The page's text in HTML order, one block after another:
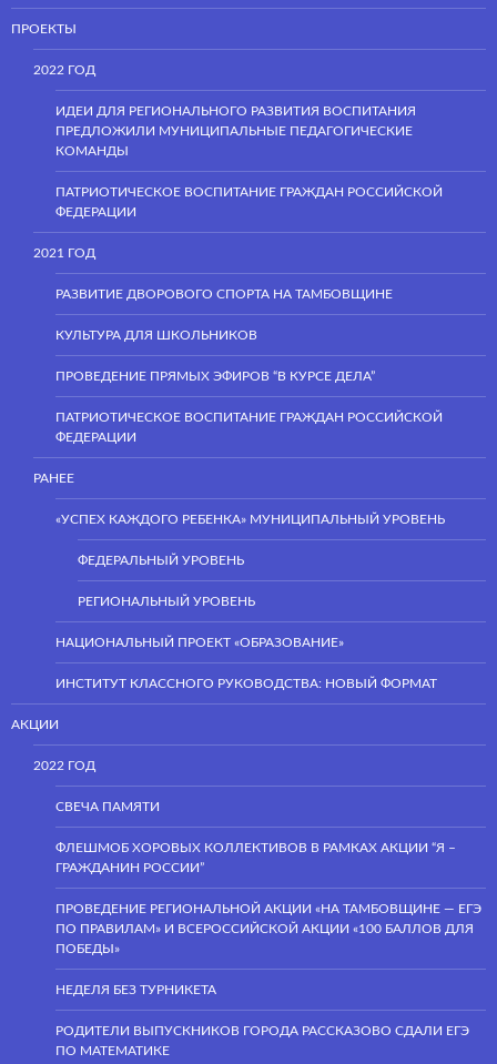
ПРОЕКТЫ
2022 ГОД
ИДЕИ ДЛЯ РЕГИОНАЛЬНОГО РАЗВИТИЯ ВОСПИТАНИЯ
ПРЕДЛОЖИЛИ МУНИЦИПАЛЬНЫЕ ПЕДАГОГИЧЕСКИЕ
КОМАНДЫ
ПАТРИОТИЧЕСКОЕ ВОСПИТАНИЕ ГРАЖДАН РОССИЙСКОЙ
ФЕДЕРАЦИИ
2021 ГОД
РАЗВИТИЕ ДВОРОВОГО СПОРТА НА ТАМБОВЩИНЕ
КУЛЬТУРА ДЛЯ ШКОЛЬНИКОВ
ПРОВЕДЕНИЕ ПРЯМЫХ ЭФИРОВ “В КУРСЕ ДЕЛА”
ПАТРИОТИЧЕСКОЕ ВОСПИТАНИЕ ГРАЖДАН РОССИЙСКОЙ
ФЕДЕРАЦИИ
РАНЕЕ
«УСПЕХ КАЖДОГО РЕБЕНКА» МУНИЦИПАЛЬНЫЙ УРОВЕНЬ
ФЕДЕРАЛЬНЫЙ УРОВЕНЬ
РЕГИОНАЛЬНЫЙ УРОВЕНЬ
НАЦИОНАЛЬНЫЙ ПРОЕКТ «ОБРАЗОВАНИЕ»
ИНСТИТУТ КЛАССНОГО РУКОВОДСТВА: НОВЫЙ ФОРМАТ
АКЦИИ
2022 ГОД
СВЕЧА ПАМЯТИ
ФЛЕШМОБ ХОРОВЫХ КОЛЛЕКТИВОВ В РАМКАХ АКЦИИ “Я –
ГРАЖДАНИН РОССИИ”
ПРОВЕДЕНИЕ РЕГИОНАЛЬНОЙ АКЦИИ «НА ТАМБОВЩИНЕ — ЕГЭ
ПО ПРАВИЛАМ» И ВСЕРОССИЙСКОЙ АКЦИИ «100 БАЛЛОВ ДЛЯ
ПОБЕДЫ»
НЕДЕЛЯ БЕЗ ТУРНИКЕТА
РОДИТЕЛИ ВЫПУСКНИКОВ ГОРОДА РАССКАЗОВО СДАЛИ ЕГЭ
ПО МАТЕМАТИКЕ